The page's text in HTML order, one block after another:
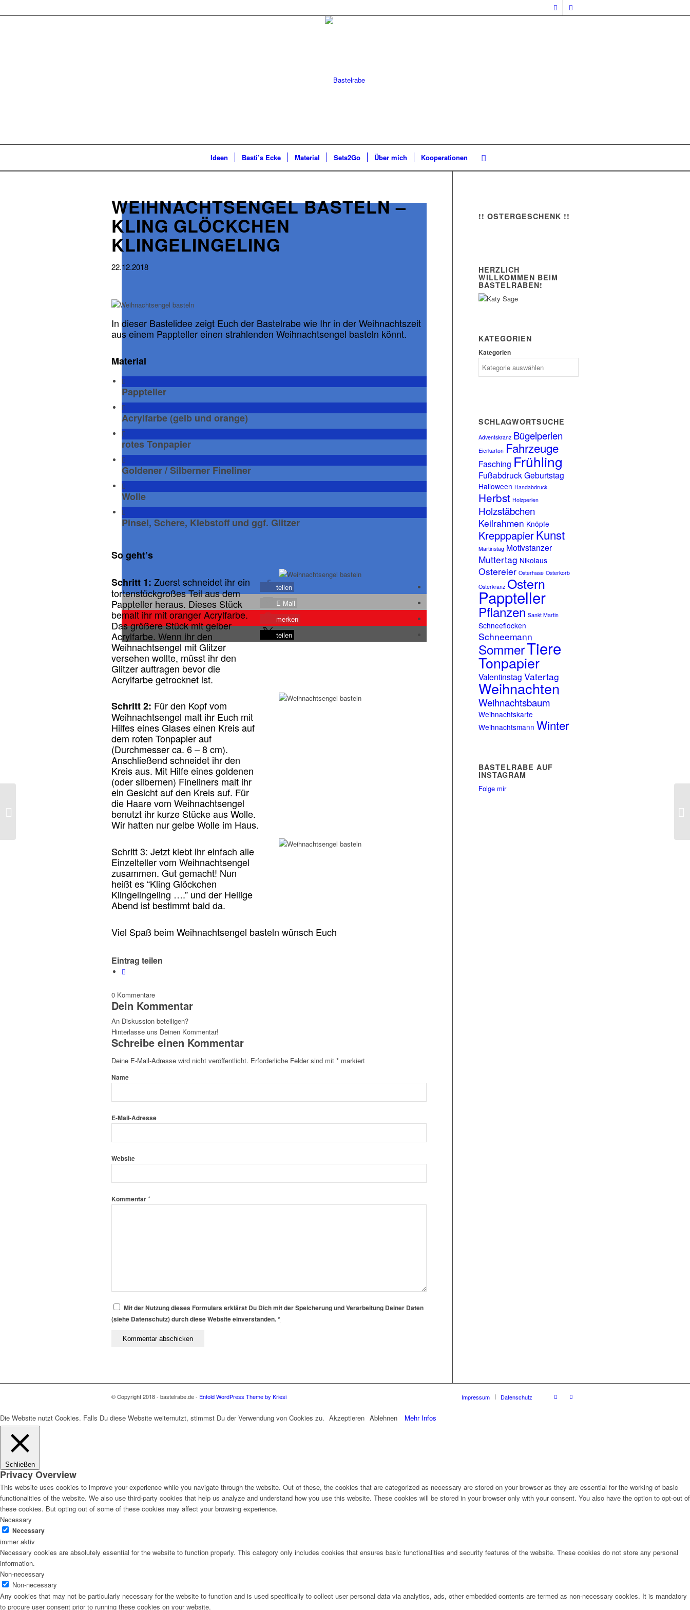
Ideen Basti’s Ecke Material Sets2Go Über mich Kooperationen
WEIHNACHTSENGEL BASTELN –
KLING GLÖCKCHEN
KLINGELINGELING
22.12.2018
In dieser Bastelidee zeigt Euch der Bastelrabe wie Ihr in der Weihnachtszeit
aus einem Pappteller einen strahlenden Weihnachtsengel basteln könnt.
Material
Pappteller
Acrylfarbe (gelb und orange)
rotes Tonpapier
Goldener / Silberner Fineliner
Wolle
Pinsel, Schere, Klebstoff und ggf. Glitzer
So geht’s
Schritt 1: Zuerst schneidet ihr ein
tortenstückgroßes Teil aus dem
Pappteller heraus. Dieses Stück
bemalt ihr mit oranger Acrylfarbe.
Das größere Stück mit gelber
Acrylfarbe. Wenn ihr den
Weihnachtsengel mit Glitzer
versehen wollte, müsst ihr den
Glitzer auftragen bevor die
Acrylfarbe getrocknet ist.
Schritt 2: Für den Kopf vom
Weihnachtsengel malt ihr Euch mit
Hilfes eines Glases einen Kreis auf
dem roten Tonpapier auf
(Durchmesser ca. 6 – 8 cm).
Anschließend schneidet ihr den
Kreis aus. Mit Hilfe eines goldenen
(oder silbernen) Fineliners malt ihr
ein Gesicht auf den Kreis auf. Für
die Haare vom Weihnachtsengel
benutzt ihr kurze Stücke aus Wolle.
Wir hatten nur gelbe Wolle im Haus.
Schritt 3: Jetzt klebt ihr einfach alle
Einzelteller vom Weihnachtsengel
zusammen. Gut gemacht! Nun
heißt es “Kling Glöckchen
Klingelingeling ….” und der Heilige
Abend ist bestimmt bald da.
Viel Spaß beim Weihnachtsengel basteln wünsch Euch
Eintrag teilen
0 Kommentare
Dein Kommentar
An Diskussion beteiligen?
Hinterlasse uns Deinen Kommentar!
Schreibe einen Kommentar
Deine E-Mail-Adresse wird nicht veröffentlicht. Erforderliche Felder sind mit * markiert
Name
E-Mail-Adresse
Website
Kommentar*
Mit der Nutzung dieses Formulars erklärst Du Dich mit der Speicherung und Verarbeitung Deiner Daten
(siehe Datenschutz) durch diese Website einverstanden.*
teilen
E-Mail
merken
teilen
!! OSTERGESCHENK !!
HERZLICH
WILLKOMMEN BEIM
BASTELRABEN!
KATEGORIEN
Kategorien
SCHLAGWORTSUCHE
Adventskranz Bügelperlen
Eierkarton Fahrzeuge
Fasching Frühling
Fußabdruck Geburtstag
Halloween Handabdruck
Herbst Holzperlen
Holzstäbchen
Keilrahmen Knöpfe
KrepppapierKunst
Martinstag Motivstanzer
Muttertag Nikolaus
Ostereier Osterhase Osterkorb
Osterkranz Ostern
Pappteller
Pflanzen Sankt Martin
Schneeflocken
Schneemann
SommerTiere
Tonpapier
Valentinstag Vatertag
Weihnachten
Weihnachtsbaum
Weihnachtskarte
Weihnachtsmann Winter
BASTELRABE AUF
INSTAGRAM
Folge mir
© Copyright 2018 - bastelrabe.de - Enfold WordPress Theme by Kriesi Impressum Datenschutz
Die Website nutzt Cookies. Falls Du diese Website weiternutzt, stimmst Du der Verwendung von Cookies zu. Akzeptieren Ablehnen Mehr Infos
Schließen
Privacy Overview
This website uses cookies to improve your experience while you navigate through the website. Out of these, the cookies that are categorized as necessary are stored on your browser as they are essential for the working of basic
functionalities of the website. We also use third-party cookies that help us analyze and understand how you use this website. These cookies will be stored in your browser only with your consent. You also have the option to opt-out of
these cookies. But opting out of some of these cookies may affect your browsing experience.
Necessary
Necessary
immer aktiv
Necessary cookies are absolutely essential for the website to function properly. This category only includes cookies that ensures basic functionalities and security features of the website. These cookies do not store any personal
information.
Non-necessary
Non-necessary
Any cookies that may not be particularly necessary for the website to function and is used specifically to collect user personal data via analytics, ads, other embedded contents are termed as non-necessary cookies. It is mandatory
to procure user consent prior to running these cookies on your website.